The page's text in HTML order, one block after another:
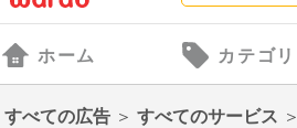
ホーム カテゴリ
すべての広告 ＞ すべてのサービス ＞